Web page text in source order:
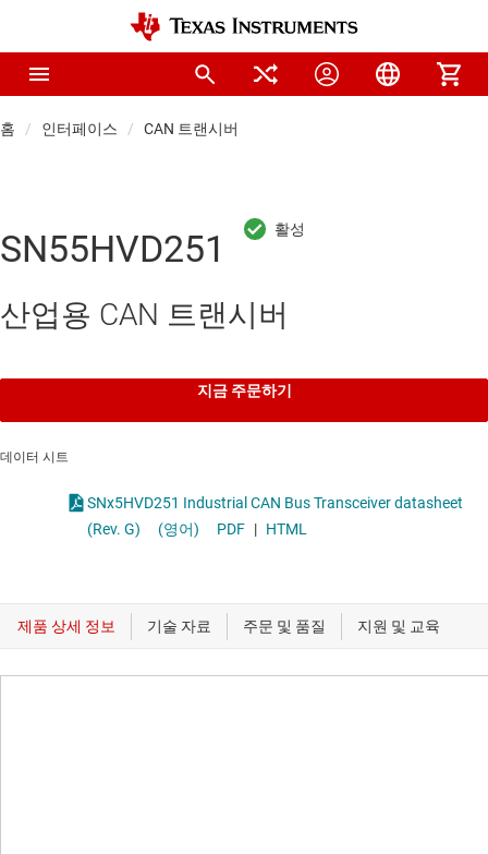
홈 인터페이스 CAN 트랜시버
SN55HVD251
산업용 CAN 트랜시버
지금 주문하기
데이터 시트
SNx5HVD251 Industrial CAN Bus Transceiver datasheet
(Rev. G)
(영어) PDF | HTML